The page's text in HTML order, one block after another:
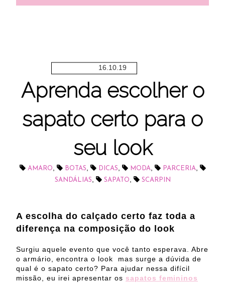
16.10.19
Aprenda escolher o
sapato certo para o
seu look
AMARO, BOTAS, DICAS, MODA, PARCERIA,
SANDÁLIAS, SAPATO, SCARPIN
A escolha do calçado certo faz toda a
diferença na composição do look
Surgiu aquele evento que você tanto esperava. Abre
o armário, encontra o look
mas surge a dúvida de
qual é o sapato certo? Para ajudar nessa difícil
missão, eu irei apresentar os sapatos femininos